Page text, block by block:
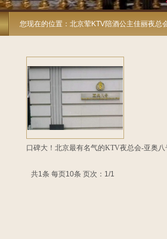
口碑大！北京最有名气的KTV夜总会-亚奥
共1条 每页10条 页次：1/1
您现在的位置： 北京荤KTV陪酒公主佳丽夜总